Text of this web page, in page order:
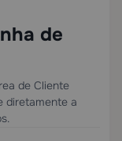
de
de Cliente
diretamente a